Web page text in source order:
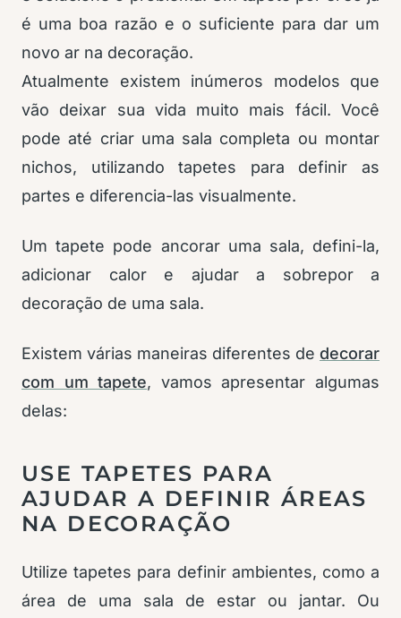
é uma boa razão e o suficiente para dar um
novo ar na decoração.
Atualmente existem inúmeros modelos que
vão deixar sua vida muito mais fácil. Você
pode até criar uma sala completa ou montar
nichos, utilizando tapetes para definir as
partes e diferencia-las visualmente.
Um tapete pode ancorar uma sala, defini-la,
adicionar calor e ajudar a sobrepor a
decoração de uma sala.
Existem várias maneiras diferentes de decorar
com um tapete, vamos apresentar algumas
delas:
USE TAPETES PARA
AJUDAR A DEFINIR ÁREAS
NA DECORAÇÃO
Utilize tapetes para definir ambientes, como a
área de uma sala de estar ou jantar. Ou